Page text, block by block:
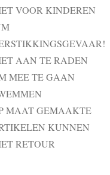
VOOR KINDEREN
AAN TE RADEN
MEE TE GAAN
MAAT GEMAAKTE
KUNNEN
RETOUR